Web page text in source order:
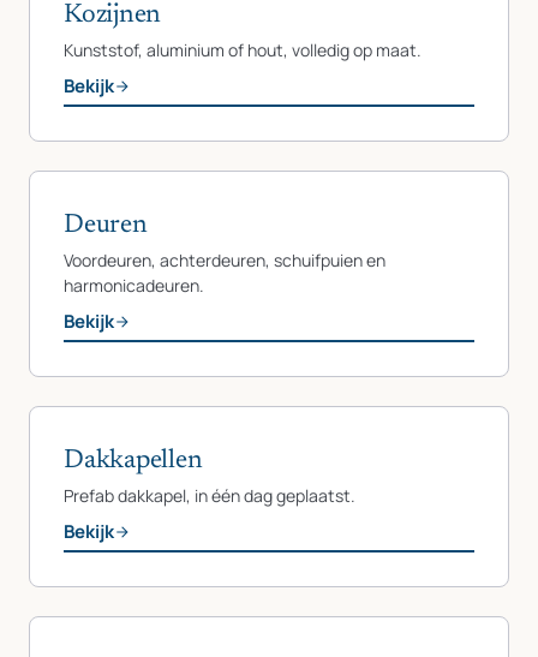
Kozijnen
Kunststof, aluminium of hout, volledig op maat.
Bekijk
Deuren
Voordeuren, achterdeuren, schuifpuien en
harmonicadeuren.
Bekijk
Dakkapellen
Prefab dakkapel, in één dag geplaatst.
Bekijk